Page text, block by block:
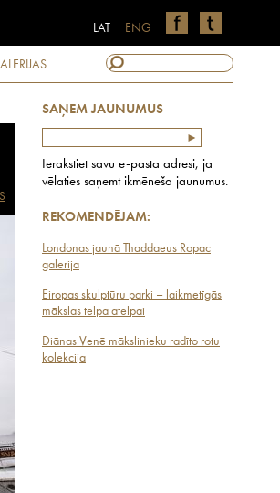
ENG
LAT
SAŅEM JAUNUMUS
Ierakstiet savu e-pasta adresi, ja
vēlaties saņemt ikmēneša jaunumus.
REKOMENDĒJAM:
Londonas jaunā Thaddaeus Ropac
galerija
Eiropas skulptūru parki – laikmetīgās
mākslas telpa atelpai
Diānas Venē mākslinieku radīto rotu
kolekcija